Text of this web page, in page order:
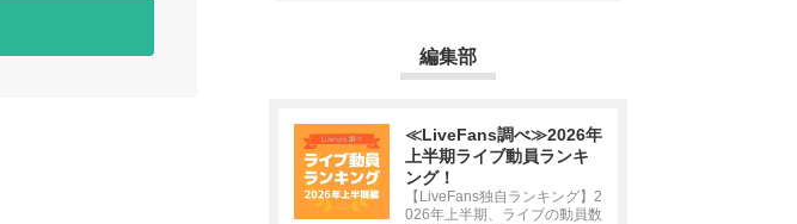
編集部
≪LiveFans調べ≫2026年
上半期ライブ動員ランキ
ング！
【LiveFans独自ランキング】2
026年上半期、ライブの動員数